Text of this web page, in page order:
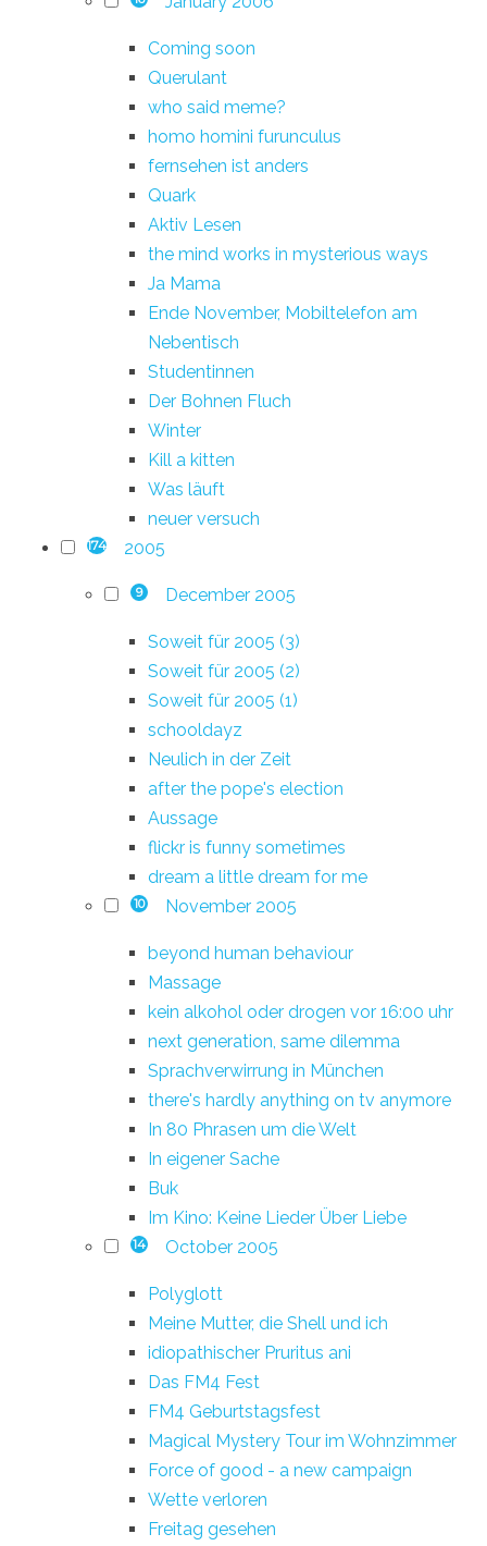
Coming soon
Querulant
who said meme?
homo homini furunculus
fernsehen ist anders
Quark
Aktiv Lesen
the mind works in mysterious ways
Ja Mama
Ende November, Mobiltelefon am
Nebentisch
Studentinnen
Der Bohnen Fluch
Winter
Kill a kitten
Was läuft
neuer versuch
174 2005
9 December 2005
Soweit für 2005 (3)
Soweit für 2005 (2)
Soweit für 2005 (1)
schooldayz
Neulich in der Zeit
after the pope's election
Aussage
flickr is funny sometimes
dream a little dream for me
10 November 2005
beyond human behaviour
Massage
kein alkohol oder drogen vor 16:00 uhr
next generation, same dilemma
Sprachverwirrung in München
there's hardly anything on tv anymore
In 80 Phrasen um die Welt
In eigener Sache
Buk
Im Kino: Keine Lieder Über Liebe
14 October 2005
Polyglott
Meine Mutter, die Shell und ich
idiopathischer Pruritus ani
Das FM4 Fest
FM4 Geburtstagsfest
Magical Mystery Tour im Wohnzimmer
Force of good - a new campaign
Wette verloren
Freitag gesehen